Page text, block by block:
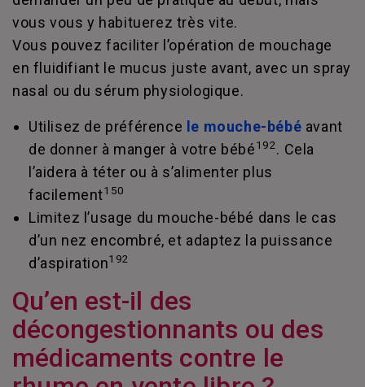
vous vous y habituerez très vite.
Vous pouvez faciliter l’opération de mouchage
en fluidifiant le mucus juste avant, avec un spray
nasal ou du sérum physiologique.
Utilisez de préférence le mouche-bébé avant
de donner à manger à votre bébé192. Cela
l’aidera à téter ou à s’alimenter plus
facilement150
Limitez l’usage du mouche-bébé dans le cas
d’un nez encombré, et adaptez la puissance
d’aspiration192
Qu’en est-il des
décongestionnants ou des
médicaments contre le